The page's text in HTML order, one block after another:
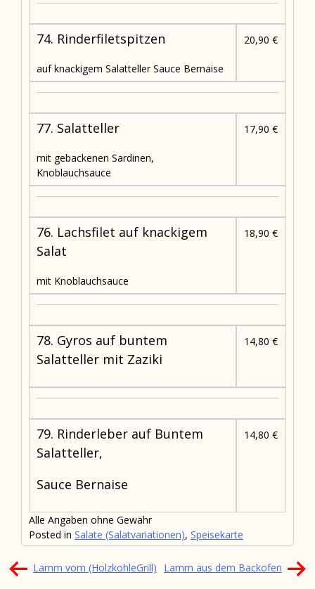
74. Rinderfiletspitzen
auf knackigem Salatteller Sauce Bernaise
20,90 €
77. Salatteller
mit gebackenen Sardinen,
Knoblauchsauce
17,90 €
76. Lachsfilet auf knackigem
Salat
mit Knoblauchsauce
18,90 €
78. Gyros auf buntem
Salatteller mit Zaziki
14,80 €
79. Rinderleber auf Buntem
Salatteller,
Sauce Bernaise
14,80 €
Alle Angaben ohne Gewähr
Posted in Salate (Salatvariationen), Speisekarte
Beitragsnavigation
Lamm vom (HolzkohleGrill) Lamm aus dem Backofen